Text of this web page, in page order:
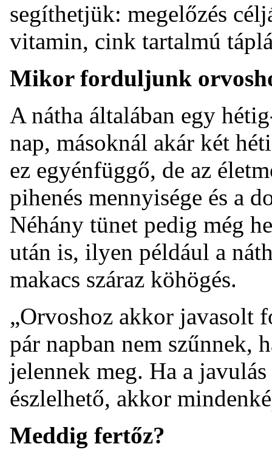
segíthetjük: megelőzés
vitamin, cink tartalmú
Mikor forduljunk
A nátha általában egy
nap, másoknál akár két
ez egyénfüggő, de az
pihenés mennyisége és a
Néhány tünet pedig még
után is, ilyen például a
makacs száraz köhögés.
„Orvoshoz akkor javasolt
pár napban nem szűnnek,
jelennek meg. Ha a
észlelhető, akkor
Meddig fertőz?